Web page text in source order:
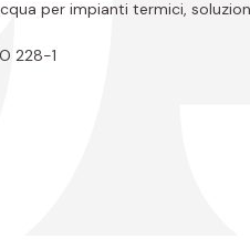
per impianti termici,
228-1